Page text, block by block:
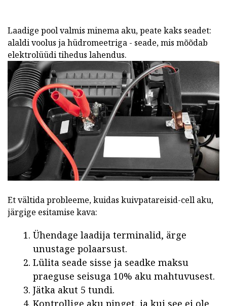
Laadige pool valmis minema aku, peate kaks seadet:
alaldi voolus ja hüdromeetriga - seade, mis mõõdab
elektrolüüdi tihedus lahendus.
Et vältida probleeme, kuidas kuivpatareisid-cell aku,
järgige esitamise kava:
Ühendage laadija terminalid, ärge
unustage polaarsust.
Lülita seade sisse ja seadke maksu
praeguse seisuga 10% aku mahtuvusest.
Jätka akut 5 tundi.
Kontrollige aku pinget, ja kui see ei ole